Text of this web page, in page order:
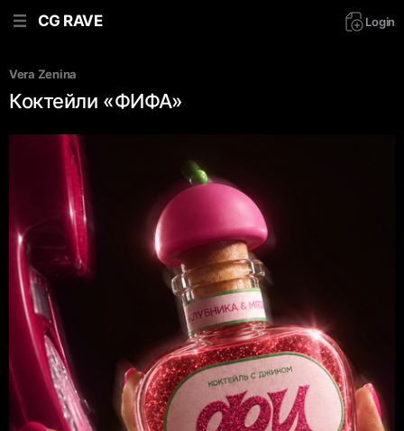
CG RAVE Login
Vera Zenina
Коктейли «ФИФА»